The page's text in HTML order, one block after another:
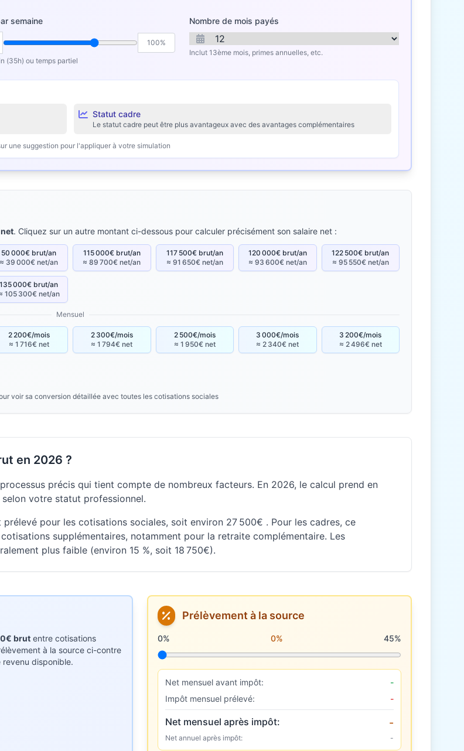
semaine
100%
(35h) ou temps partiel
Nombre de mois payés
Inclut 13ème mois, primes annuelles, etc.
Statut cadre
Le statut cadre peut être plus avantageux avec des avantages complémentaires
une suggestion pour l'appliquer à votre simulation
. Cliquez sur un autre montant ci-dessous pour calculer précisément son salaire net :
50 000€ brut/an
≈ 39 000€ net/an
115 000€ brut/an
≈ 89 700€ net/an
117 500€ brut/an
≈ 91 650€ net/an
120 000€ brut/an
≈ 93 600€ net/an
122 500€ brut/an
≈ 95 550€ net/an
135 000€ brut/an
105 300€ net/an
Mensuel
2 200€/mois
≈ 1 716€ net
2 300€/mois
≈ 1 794€ net
2 500€/mois
≈ 1 950€ net
3 000€/mois
≈ 2 340€ net
3 200€/mois
≈ 2 496€ net
voir sa conversion détaillée avec toutes les cotisations sociales
en 2026 ?
précis qui tient compte de nombreux facteurs. En 2026, le calcul prend en
votre statut professionnel.
pour les cotisations sociales, soit environ 27 500€ . Pour les cadres, ce
supplémentaires, notamment pour la retraite complémentaire. Les
plus faible (environ 15 %, soit 18 750€).
brut entre cotisations
à la source ci-contre
disponible.
Prélèvement à la source
Taux de prélèvement à la source
0% 0% 45%
Net mensuel avant impôt:
-
Impôt mensuel prélevé:
-
Net mensuel après impôt: -
Net annuel après impôt: -